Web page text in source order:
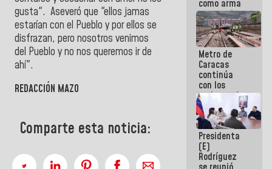
gusta". Aseveró que "ellos jamas
estarían con el Pueblo y por ellos se
disfrazan, pero nosotros venimos
del Pueblo y no nos queremos ir de
ahí".
REDACCIÓN MAZO
Comparte esta noticia:
como arma
contra el
Pueblo
Metro de
Caracas
continúa
con los
trabajos de
mantenimiento
e inspección
en la Línea 2
Presidenta
(E)
Rodríguez